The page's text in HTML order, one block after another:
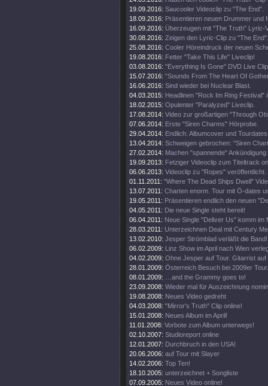
19.09.2016: Saucooler Videoclip zu "The End".
18.09.2016: Präsentieren neuen Drummer und
16.09.2016: Überzeugen mit "The Truth" Lyric-
30.08.2016: Zeigen den Lyric-Clip zu "The End".
25.08.2016: Cooler Höreindruck der neuen
19.08.2016: Fetter "Take This Life" Liveclip!
03.08.2016: "Everything Is Gone" DVD Live
15.07.2016: "Sounds From The Heart Of
16.06.2016: Sind wieder bei Nuclear Blast.
04.03.2015: Headlinen "Rock Im Ring Festival"
18.02.2015: Opulenter "Paralyzed" Liveclip.
17.08.2014: Video zur großartigen "Through
07.06.2014: Erste "Siren Charms" Hörprobe.
29.04.2014: Endlich: Albumcover und
13.04.2014: Schweigen gebrochen: "Siren
27.02.2014: Machen "spannende"
19.09.2013: Fetziger Videoclip zum Titeltrack
06.06.2013: Videoclip zu "Ropes" veröffentlicht.
01.11.2011: "Where The Dead Ships Dwell"
13.07.2011: Charten enorm. Tour mit Ö-dates
19.05.2011: Präsentieren endlich den neuen
04.05.2011: Die neue Single steht bereit!
06.04.2011: Neue Single "Deliver Us" komm im
28.03.2011: Unterzeichnen Deal mit Century
13.02.2010: Jesper Strömblad verläßt die Band!
06.02.2009: Linz Show im April nach Wien
04.02.2009: Ohne Jesper auf Tour. Gitarrist auf
28.01.2009: Österreich Besuch bei 2009er Tour.
08.01.2009:
…and the Grammy goes to!
23.09.2008: Wieder mal für Auszeichnung
19.08.2008: Neues Video gedreht
04.03.2008: "Mirror's Truth" Clip online!
15.01.2008: Neues Album im April!
11.01.2008: Vorbote zum Album unterwegs!
02.10.2007: Studioreport online
12.01.2007: Durchbruch in den USA!
20.06.2006: auf Tour mit Slayer
14.02.2006: Top Ten!
18.10.2005: unterzeichnet + Songliste
07.09.2005: Neues Video online!